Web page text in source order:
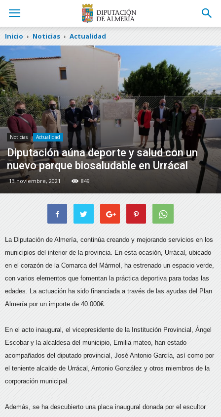
Inicio Noticias Actualidad
Noticias Actualidad
Diputación aúna deporte y salud con un
nuevo parque biosaludable en Urrácal
13 noviembre, 2021 849
La Diputación de Almería, continúa creando y mejorando servicios en los
municipios del interior de la provincia. En esta ocasión, Urrácal, ubicado
en el corazón de la Comarca del Mármol, ha estrenado un espacio verde,
con varios elementos que fomentan la práctica deportiva para todas las
edades. La actuación ha sido financiada a través de las ayudas del Plan
Almería por un importe de 40.000€.
En el acto inaugural, el vicepresidente de la Institución Provincial, Ángel
Escobar y la alcaldesa del municipio, Emilia mateo, han estado
acompañados del diputado provincial, José Antonio García, así como por
el teniente alcalde de Urrácal, Antonio González y otros miembros de la
corporación municipal.
Además, se ha descubierto una placa inaugural donada por el escultor